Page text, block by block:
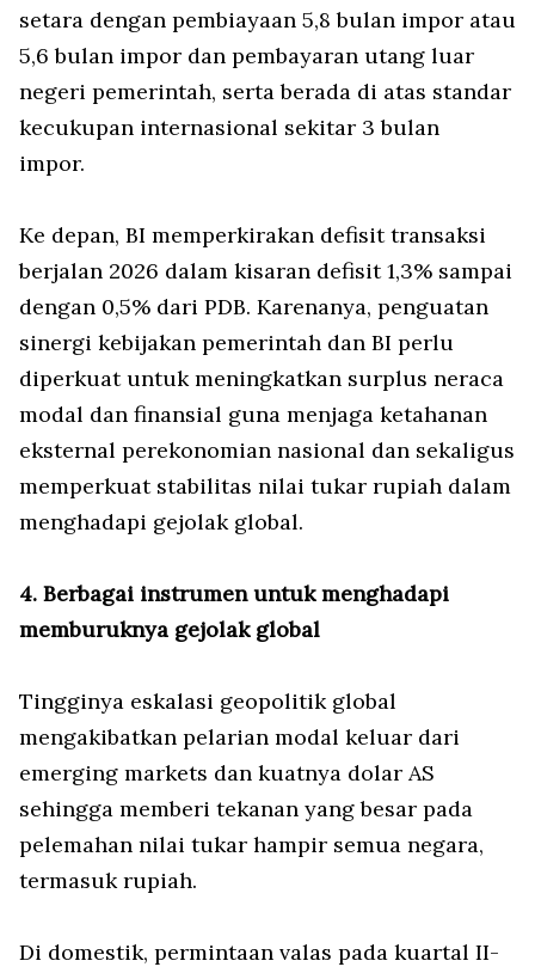
setara dengan pembiayaan 5,8 bulan impor atau
5,6 bulan impor dan pembayaran utang luar
negeri pemerintah, serta berada di atas standar
kecukupan internasional sekitar 3 bulan
impor.
Ke depan, BI memperkirakan defisit transaksi
berjalan 2026 dalam kisaran defisit 1,3% sampai
dengan 0,5% dari PDB. Karenanya, penguatan
sinergi kebijakan pemerintah dan BI perlu
diperkuat untuk meningkatkan surplus neraca
modal dan finansial guna menjaga ketahanan
eksternal perekonomian nasional dan sekaligus
memperkuat stabilitas nilai tukar rupiah dalam
menghadapi gejolak global.
4. Berbagai instrumen untuk menghadapi
memburuknya gejolak global
Tingginya eskalasi geopolitik global
mengakibatkan pelarian modal keluar dari
emerging markets dan kuatnya dolar AS
sehingga memberi tekanan yang besar pada
pelemahan nilai tukar hampir semua negara,
termasuk rupiah.
Di domestik, permintaan valas pada kuartal II-